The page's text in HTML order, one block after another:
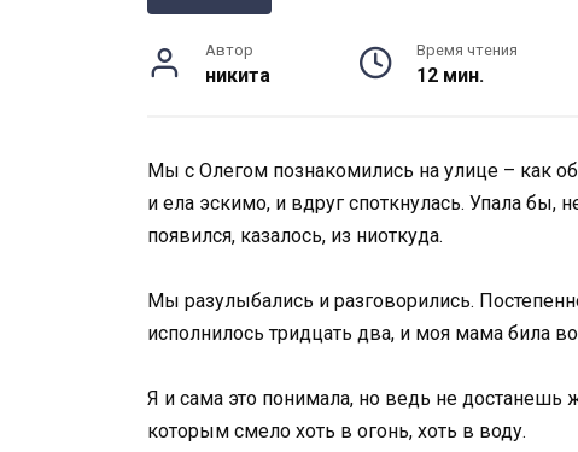
Автор
никита
Время чтения
12 мин.
Мы с Олегом познакомились на улице – как
и ела эскимо, и вдруг споткнулась. Упала
появился, казалось, из ниоткуда.
Мы разулыбались и разговорились.
исполнилось тридцать два, и моя мама била
Я и сама это понимала, но ведь не достанешь
которым смело хоть в огонь, хоть в воду.